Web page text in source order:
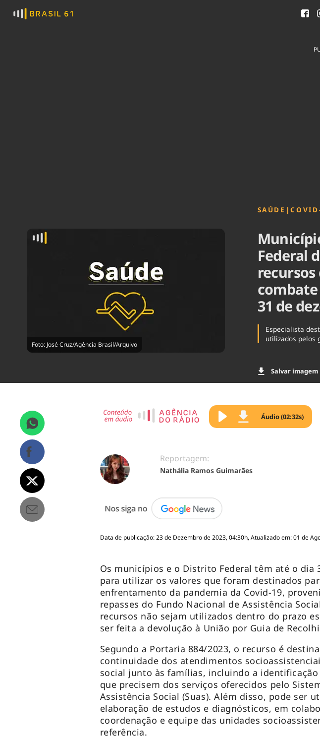
Foto: José Cruz/Agência Brasil/Arquivo
SAÚDE |
Federal
combate
31 de
Especialista
utilizados pelos
Salvar imagem
Áudio (02:32s)
Reportagem:
Nathália Ramos Guimarães
Data de publicação: 23 de Dezembro de 2023, 04:30h, Atualizado em: 01 de
Os municípios e o Distrito Federal têm até o dia
para utilizar os valores que foram destinados
enfrentamento da pandemia da Covid-19,
repasses do Fundo Nacional de Assistência
recursos não sejam utilizados dentro do prazo
ser feita a devolução à União por Guia de
Segundo a Portaria 884/2023, o recurso é
continuidade dos atendimentos
social junto às famílias, incluindo a identificação
que precisem dos serviços oferecidos pelo
Assistência Social (Suas). Além disso, pode ser
elaboração de estudos e diagnósticos, em
coordenação e equipe das unidades
referência.